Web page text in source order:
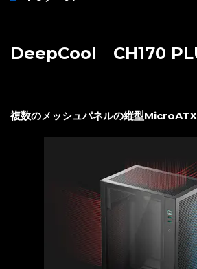
DeepCool CH170
複数のメッシュパネルの縦型